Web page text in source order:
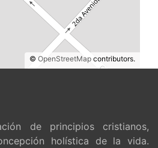
© OpenStreetMap contributors.
de principios cristianos,
holística de la vida.